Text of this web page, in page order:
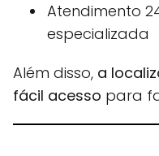
Atendimento
especializada
Além disso, a
fácil acesso para